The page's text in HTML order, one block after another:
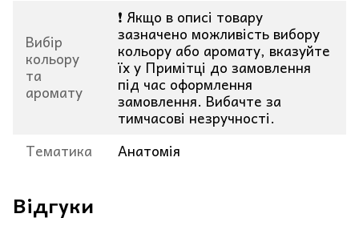
Вибір
кольору
та
аромату
❗ Якщо в описі товару
зазначено можливість вибору
кольору або аромату, вказуйте
їх у Примітці до замовлення
під час оформлення
замовлення. Вибачте за
тимчасові незручності.
Тематика
Анатомія
Відгуки